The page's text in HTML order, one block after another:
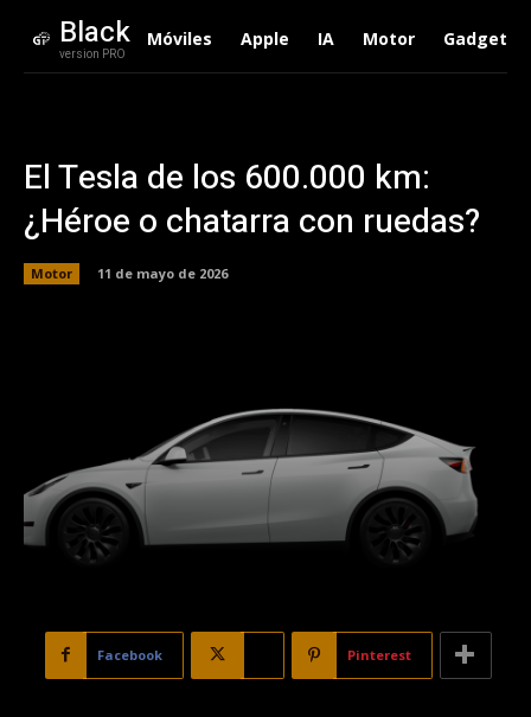
Black
version PRO
Móviles Apple IA Motor Gadgets
El Tesla de los 600.000 km:
¿Héroe o chatarra con ruedas?
Motor 11 de mayo de 2026
Facebook Pinterest